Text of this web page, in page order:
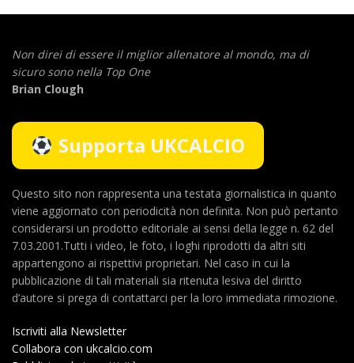
Non direi di essere il miglior allenatore al mondo, ma di
sicuro sono nella Top One
Brian Clough
Supporta UKCALCIO
Questo sito non rappresenta una testata giornalistica in quanto
viene aggiornato con periodicità non definita. Non può pertanto
considerarsi un prodotto editoriale ai sensi della legge n. 62 del
7.03.2001.Tutti i video, le foto, i loghi riprodotti da altri siti
appartengono ai rispettivi proprietari. Nel caso in cui la
pubblicazione di tali materiali sia ritenuta lesiva del diritto
d’autore si prega di contattarci per la loro immediata rimozione.
Iscriviti alla Newsletter
Collabora con ukcalcio.com